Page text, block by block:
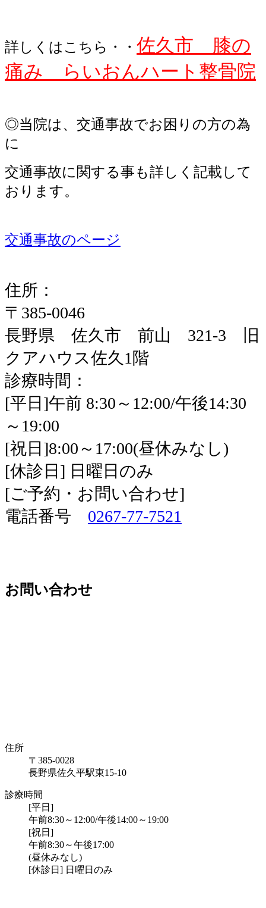
詳しくはこちら・・ 佐久市 膝の
痛み らいおんハート整骨院
◎当院は、交通事故でお困りの方の為
に
交通事故に関する事も詳しく記載して
おります。
交通事故のページ
住所：
〒385-0046
長野県 佐久市 前山 321-3 旧
クアハウス佐久1階
診療時間：
[平日]午前 8:30～12:00/午後14:30
～19:00
[祝日]8:00～17:00(昼休みなし)
[休診日] 日曜日のみ
[ご予約・お問い合わせ]
電話番号 0267-77-7521
お問い合わせ
住所
〒385-0028
長野県佐久平駅東15-10
診療時間
[平日]
午前8:30～12:00/午後14:00～19:00
[祝日]
午前8:30～午後17:00
(昼休みなし)
[休診日] 日曜日のみ